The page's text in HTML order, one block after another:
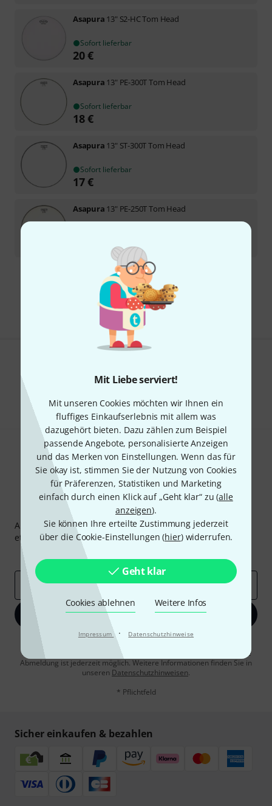
Mit Liebe serviert!
Mit unseren Cookies möchten wir Ihnen ein
fluffiges Einkaufserlebnis mit allem was
dazugehört bieten. Dazu zählen zum Beispiel
passende Angebote, personalisierte Anzeigen
und das Merken von Einstellungen. Wenn das für
Sie okay ist, stimmen Sie der Nutzung von Cookies
für Präferenzen, Statistiken und Marketing
einfach durch einen Klick auf „Geht klar“ zu (alle
anzeigen).
Sie können Ihre erteilte Zustimmung jederzeit
über die Cookie-Einstellungen (hier) widerrufen.
Geht klar
Cookies ablehnen Weitere Infos
Impressum · Datenschutzhinweise
Asapura 13" S2-HC Tom Head
Sofort lieferbar
20€
Asapura 13" PE-300T Tom Head
Sofort lieferbar
18€
Asapura 13" ST-300T Tom Head
Sofort lieferbar
17€
Asapura 13" PE-250T Tom Head
Kostenloser Versand ab 29 €
Alle Preise inkl. MwSt.
Thomann Newsletter
Abonniere den Thomann Newsletter und gewinne mit
etwas Glück einen von50 Gutscheinenüber jeweils50€
Inspirierende Beiträge
E-Mail-Adresse*
Jetzt anmelden
Mit Klick auf „Jetzt anmelden“ stimmen Sie dem Erhalt von E-Mail-
Werbung und einer Messung des E-Mail-Nutzungsverhaltens zu. Die
Abmeldung ist jederzeit möglich. Weitere Informationen finden Sie in
unseren Datenschutzhinweisen.
* Pflichtfeld
Sicher einkaufen & bezahlen